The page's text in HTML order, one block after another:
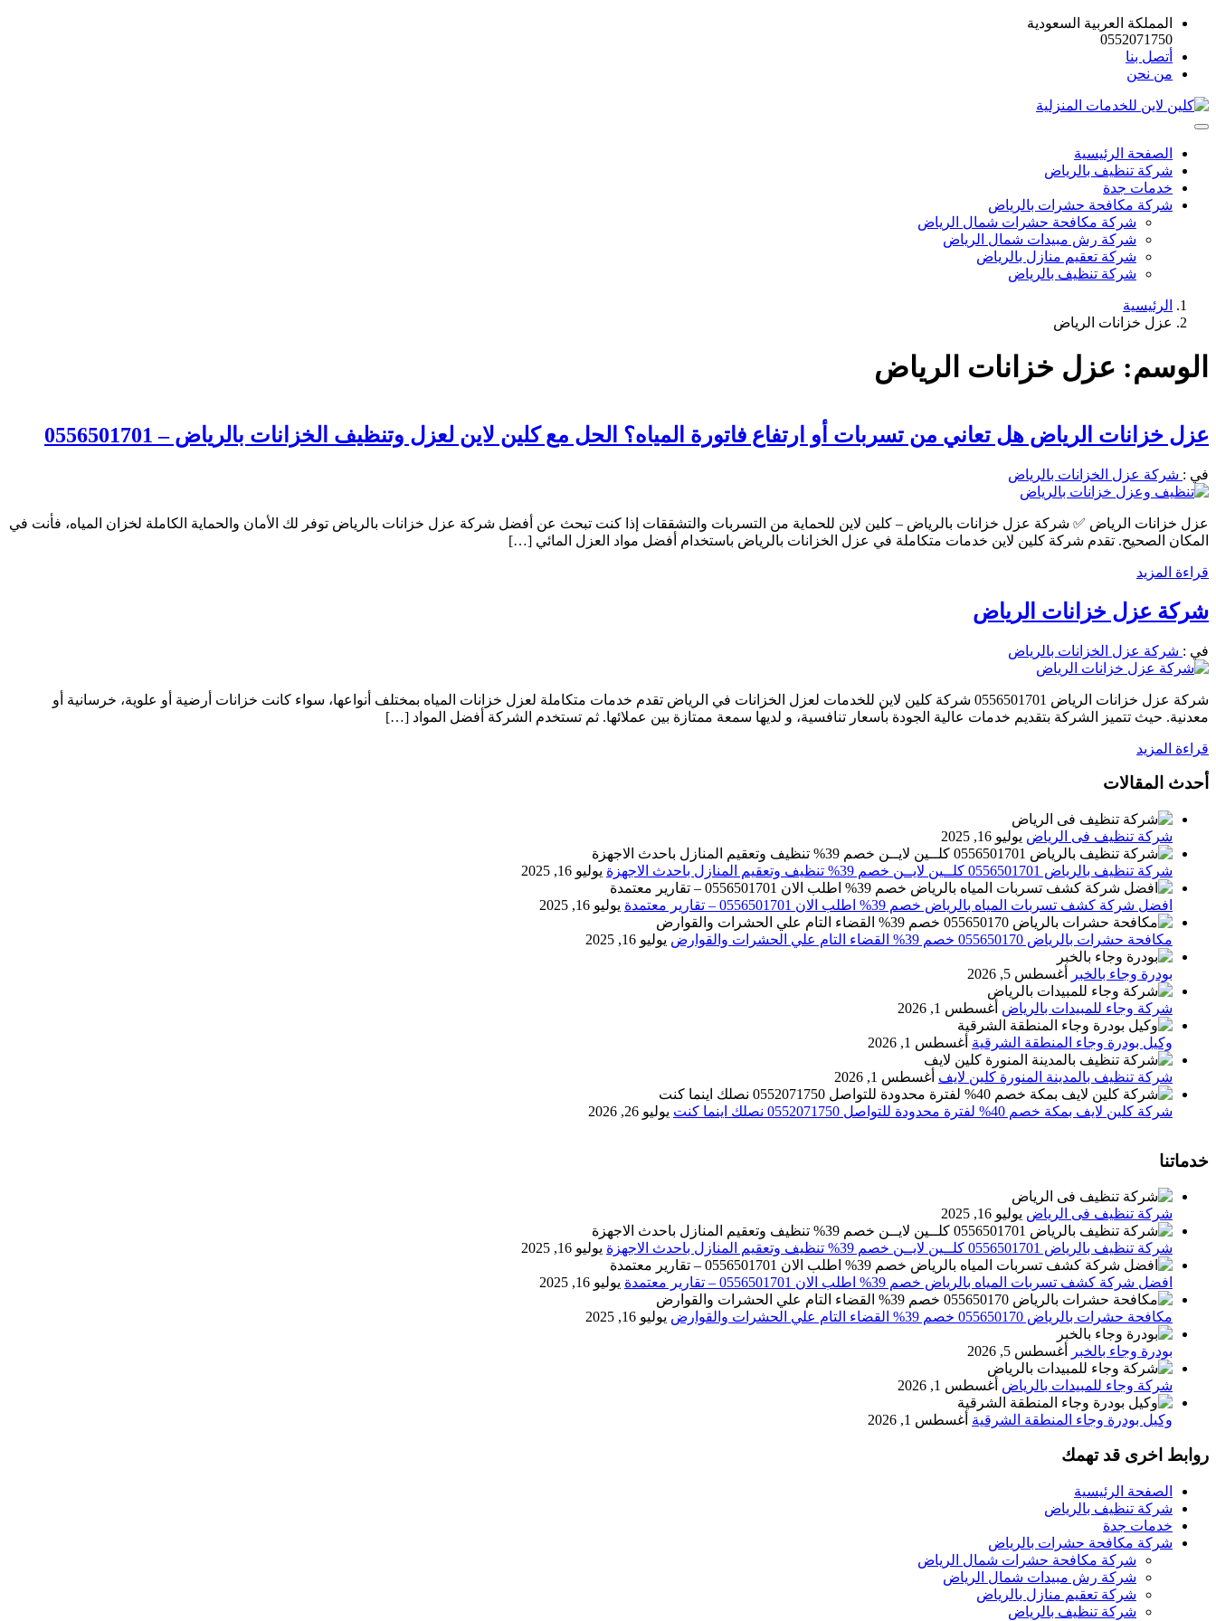
المملكة العربية السعودية
0552071750
أتصل بنا
من نحن
الصفحة الرئيسية
شركة تنظيف بالرياض
خدمات جدة
شركة مكافحة حشرات بالرياض
شركة مكافحة حشرات شمال الرياض
شركة رش مبيدات شمال الرياض
شركة تعقيم منازل بالرياض
شركة تنظيف بالرياض
الرئيسية
عزل خزانات الرياض
الوسم: عزل خزانات الرياض
عزل خزانات الرياض هل تعاني من تسربات أو ارتفاع فاتورة المياه؟ الحل مع كلين لاين لعزل وتنظيف الخزانات بالرياض – 0556501701
في : شركة عزل الخزانات بالرياض
عزل خزانات الرياض ✅ شركة عزل خزانات بالرياض – كلين لاين للحماية من التسربات والتشققات إذا كنت تبحث عن أفضل شركة عزل خزانات بالرياض توفر لك الأمان والحماية الكاملة لخزان المياه، فأنت في
المكان الصحيح. تقدم شركة كلين لاين خدمات متكاملة في عزل الخزانات بالرياض باستخدام أفضل مواد العزل المائي […]
قراءة المزيد
شركة عزل خزانات الرياض
في : شركة عزل الخزانات بالرياض
شركة عزل خزانات الرياض 0556501701 شركة كلين لاين للخدمات لعزل الخزانات في الرياض تقدم خدمات متكاملة لعزل خزانات المياه بمختلف أنواعها، سواء كانت خزانات أرضية أو علوية، خرسانية أو
معدنية. حيث تتميز الشركة بتقديم خدمات عالية الجودة بأسعار تنافسية، و لديها سمعة ممتازة بين عملائها. ثم تستخدم الشركة أفضل المواد […]
قراءة المزيد
أحدث المقالات
شركة تنظيف فى الرياض يوليو 16, 2025
شركة تنظيف بالرياض 0556501701 كلــين لايــن خصم 39% تنظيف وتعقيم المنازل باحدث الاجهزة يوليو 16, 2025
افضل شركة كشف تسربات المياه بالرياض خصم 39% اطلب الان 0556501701‬‏ – تقارير معتمدة يوليو 16, 2025
مكافحة حشرات بالرياض 055650170 خصم 39% القضاء التام علي الحشرات والقوارض يوليو 16, 2025
بودرة وجاء بالخبر أغسطس 5, 2026
شركة وجاء للمبيدات بالرياض أغسطس 1, 2026
وكيل بودرة وجاء المنطقة الشرقية أغسطس 1, 2026
شركة تنظيف بالمدينة المنورة كلين لايف أغسطس 1, 2026
شركة كلين لايف بمكة خصم 40% لفترة محدودة للتواصل 0552071750 نصلك اينما كنت يوليو 26, 2026
خدماتنا
شركة تنظيف فى الرياض يوليو 16, 2025
شركة تنظيف بالرياض 0556501701 كلــين لايــن خصم 39% تنظيف وتعقيم المنازل باحدث الاجهزة يوليو 16, 2025
افضل شركة كشف تسربات المياه بالرياض خصم 39% اطلب الان 0556501701‬‏ – تقارير معتمدة يوليو 16, 2025
مكافحة حشرات بالرياض 055650170 خصم 39% القضاء التام علي الحشرات والقوارض يوليو 16, 2025
بودرة وجاء بالخبر أغسطس 5, 2026
شركة وجاء للمبيدات بالرياض أغسطس 1, 2026
وكيل بودرة وجاء المنطقة الشرقية أغسطس 1, 2026
روابط اخرى قد تهمك
الصفحة الرئيسية
شركة تنظيف بالرياض
خدمات جدة
شركة مكافحة حشرات بالرياض
شركة مكافحة حشرات شمال الرياض
شركة رش مبيدات شمال الرياض
شركة تعقيم منازل بالرياض
شركة تنظيف بالرياض